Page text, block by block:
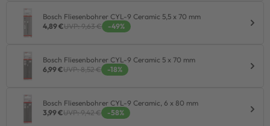
Bosch Fliesenbohrer CYL-9 Ceramic 5,5 x 70 mm
4,89 €UVP: 9,63 € -49%
Bosch Fliesenbohrer CYL-9 Ceramic 5 x 70 mm
6,99 €UVP: 8,52 € -18%
Bosch Fliesenbohrer CYL-9 Ceramic, 6 x 80 mm
3,99 €UVP: 9,42 € -58%